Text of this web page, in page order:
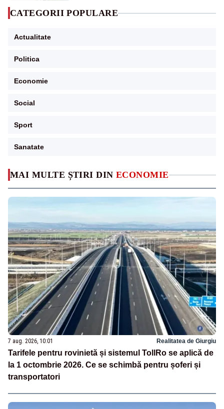
MAI MULTE ȘTIRI DIN ECONOMIE
7 aug. 2026, 10:01 Realitatea de Giurgiu
Tarifele pentru rovinietă și sistemul TollRo se aplică de
la 1 octombrie 2026. Ce se schimbă pentru șoferi și
transportatori
CATEGORII POPULARE
Actualitate
Politica
Economie
Social
Sport
Sanatate